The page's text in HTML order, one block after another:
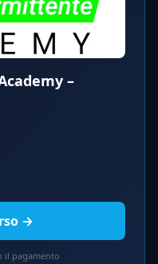
–
→
il pagamento